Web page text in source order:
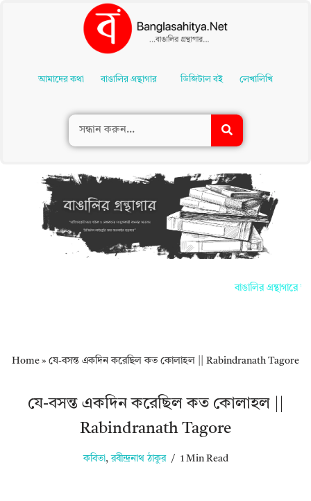
Contentআমাদের কথা বাঙালির গ্রন্থাগার ডিজিটাল বই লেখালিখি
বাঙালির গ্রন্থাগারে
Home » যে-বসন্ত একদিন করেছিল কত কোলাহল || Rabindranath Tagore
যে-বসন্ত একদিন করেছিল কত কোলাহল ||
Rabindranath Tagore
কবিতা, রবীন্দ্রনাথ ঠাকুর 1 Min Read